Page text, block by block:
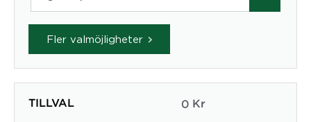
Fler valmöjligheter
TILLVAL 0 Kr